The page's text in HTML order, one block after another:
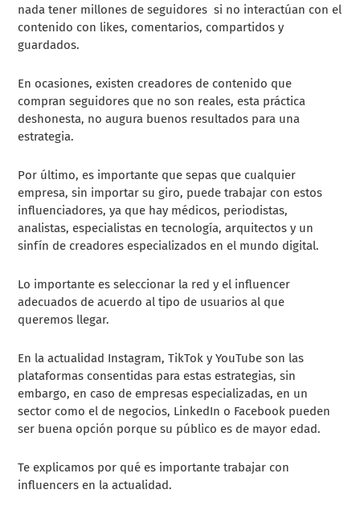
nada tener millones de seguidores si no interactúan con el
contenido con likes, comentarios, compartidos y
guardados.
En ocasiones, existen creadores de contenido que
compran seguidores que no son reales, esta práctica
deshonesta, no augura buenos resultados para una
estrategia.
Por último, es importante que sepas que cualquier
empresa, sin importar su giro, puede trabajar con estos
influenciadores, ya que hay médicos, periodistas,
analistas, especialistas en tecnología, arquitectos y un
sinfín de creadores especializados en el mundo digital.
Lo importante es seleccionar la red y el influencer
adecuados de acuerdo al tipo de usuarios al que
queremos llegar.
En la actualidad Instagram, TikTok y YouTube son las
plataformas consentidas para estas estrategias, sin
embargo, en caso de empresas especializadas, en un
sector como el de negocios, LinkedIn o Facebook pueden
ser buena opción porque su público es de mayor edad.
Te explicamos por qué es importante trabajar con
influencers en la actualidad.